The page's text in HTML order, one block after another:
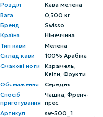
Розділ
Кава мелена
Вага
0,500 кг
Бренд
Swisso
Країна
Німеччина
Тип кави
Мелена
Склад кави
100% Арабіка
Смакові ноти
Карамель,
Квіти, Фрукти
Обсмаження
Середнє
Спосіб
приготування
Чашка, Френч-
прес
Артикул
sw-500_1